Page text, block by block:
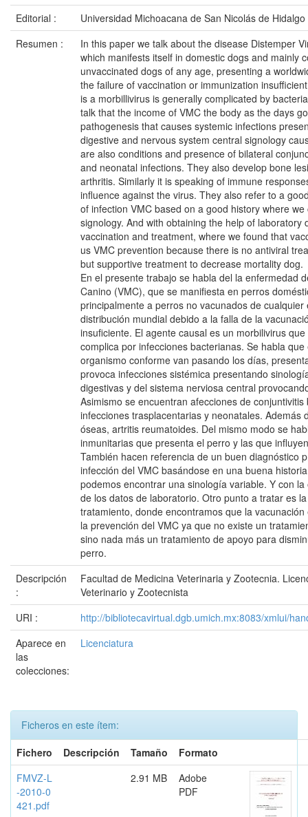
Editorial :
Universidad Michoacana de San Nicolás de Hidalgo
Resumen :
In this paper we talk about the disease Distemper
which manifests itself in domestic dogs and mainly
unvaccinated dogs of any age, presenting a
the failure of vaccination or immunization
is a morbillivirus is generally complicated by
talk that the income of VMC the body as the days
pathogenesis that causes systemic infections
digestive and nervous system central signology
are also conditions and presence of bilateral
and neonatal infections. They also develop bone
arthritis. Similarly it is speaking of immune
influence against the virus. They also refer to a
of infection VMC based on a good history where
signology. And with obtaining the help of laboratory
vaccination and treatment, where we found that
us VMC prevention because there is no antiviral
but supportive treatment to decrease mortality dog.
En el presente trabajo se habla del la enfermedad
Canino (VMC), que se manifiesta en perros
principalmente a perros no vacunados de
distribución mundial debido a la falla de la
insuficiente. El agente causal es un morbilivirus
complica por infecciones bacterianas. Se habla
organismo conforme van pasando los días,
provoca infecciones sistémica presentando
digestivas y del sistema nerviosa central
Asimismo se encuentran afecciones de
infecciones trasplacentarias y neonatales. Además
óseas, artritis reumatoides. Del mismo modo se
inmunitarias que presenta el perro y las que
También hacen referencia de un buen diagnóstico
infección del VMC basándose en una buena
podemos encontrar una sinología variable. Y con
de los datos de laboratorio. Otro punto a tratar es
tratamiento, donde encontramos que la
la prevención del VMC ya que no existe un
sino nada más un tratamiento de apoyo para
perro.
Descripción
:
Facultad de Medicina Veterinaria y Zootecnia.
Veterinario y Zootecnista
URI :
http://bibliotecavirtual.dgb.umich.mx:8083/xmlui/
Aparece en
las
colecciones:
Licenciatura
Ficheros en este ítem:
Fichero
Descripción Tamaño
Formato
FMVZ-L
-2010-0
421.pdf
2.91 MB
Adobe
PDF